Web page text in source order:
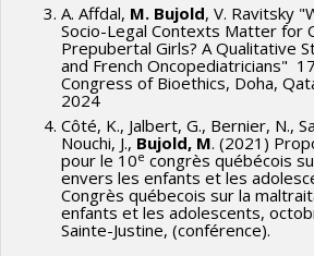
A. Affdal, M. Bujold, V. Ravitsky
Socio-Legal Contexts Matter for
Prepubertal Girls? A Qualitative
and French Oncopediatricians" 17
Congress of Bioethics, Doha,
2024
Côté, K., Jalbert, G., Bernier, N.,
Nouchi, J., Bujold, M. (2021)
pour le 10e congrès québécois
envers les enfants et les
Congrès québecois sur la
enfants et les adolescents,
Sainte-Justine, (conférence).